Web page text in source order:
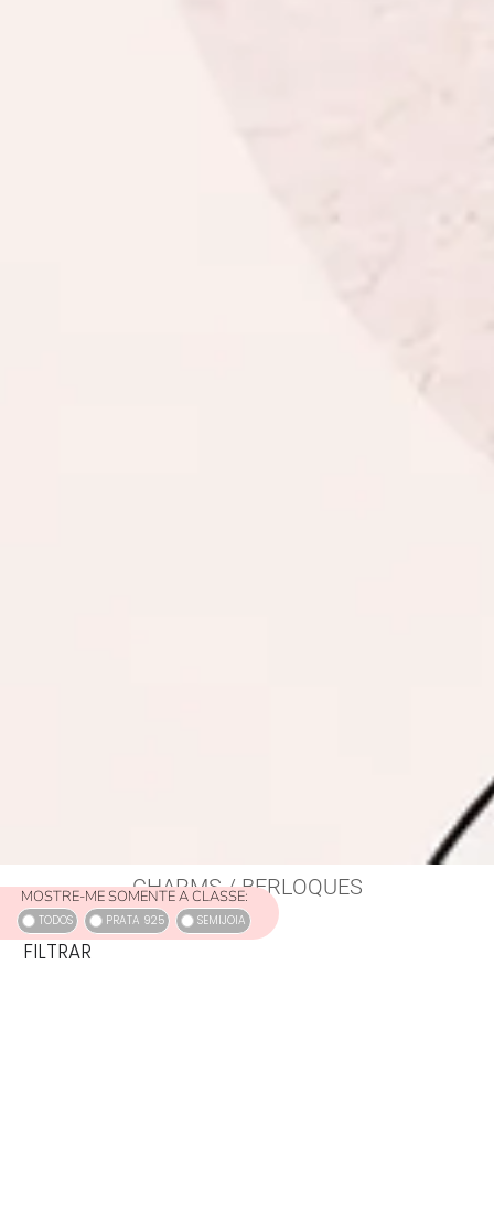
CHARMS / BERLOQUES
MOSTRE-ME SOMENTE A CLASSE:
TODOS PRATA 925 SEMIJOIA
FILTRAR